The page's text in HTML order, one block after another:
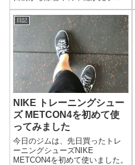
ているようです。いつ降っても
おかしくない時期ですが、今シ
ーズンはまだ積もるほど雪が降
りません。異常気象とか温暖化
かわかりませんが、去年のよう
に一度にたくさん...
日記
NIKE トレーニングシュー
ズ METCON4を初めて使
ってみました
今日のジムは、先日買ったトレ
ーニングシューズNIKE
METCON4を初めて使いました。